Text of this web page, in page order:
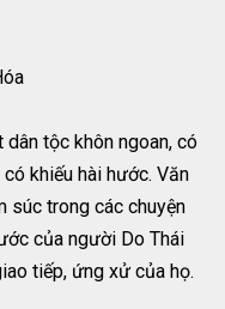
tộc khôn ngoan, có
khiếu hài hước. Văn
súc trong các chuyện
của người Do Thái
tiếp, ứng xử của họ.